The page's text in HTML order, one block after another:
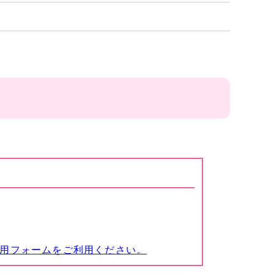
フォームをご利用ください。